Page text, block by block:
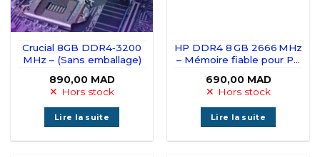
Crucial 8GB DDR4‑3200
MHz – (Sans emballage)
890,00 MAD
Hors stock
Lire la suite
HP DDR4 8 GB 2666 MHz
– Mémoire fiable pour PC
emballage)
690,00 MAD
Hors stock
Lire la suite